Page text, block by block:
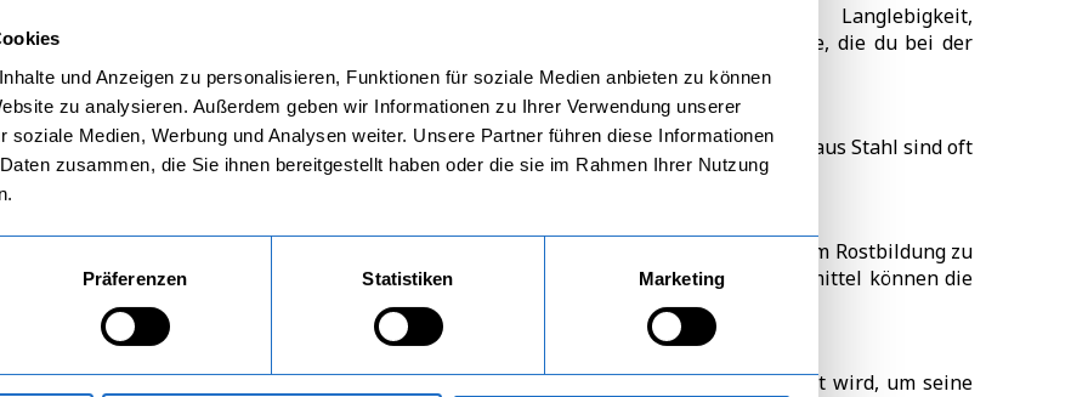
und Anzeigen zu personalisieren, Funktionen für soziale Medien anbieten zu können
zu analysieren. Außerdem geben wir Informationen zu Ihrer Verwendung unserer
soziale Medien, Werbung und Analysen weiter. Unsere Partner führen diese Informationen
zusammen, die Sie ihnen bereitgestellt haben oder die sie im Rahmen Ihrer Nutzung
Präferenzen Statistiken Marketing
Gartenhaus aus Metall von Garagenonline bietet viele Vorteile, darunter Langlebigkeit,
und geringen Wartungsaufwand. Hier sind einige wichtige Punkte, die du bei der
und Pflege eines Metall-Gartenhauses beachten solltest:
oder Aluminium:Beide Materialien sind robust und langlebig. Unsere Gartenhäuser aus Stahl sind oft
aber auch widerstandsfähiger gegenüber Stößen.
sicher, dass das Metall mit einer korrosionsbeständigen Beschichtung versehen ist, um Rostbildung zu
Regelmäßige Inspektionen und gegebenenfalls das Auftragen von Rostschutzmittel können die
des Gartenhauses verlängern.
darauf, dass das Gartenhaus aus Polen von Garagenonline ordnungsgemäß montiert wird, um seine